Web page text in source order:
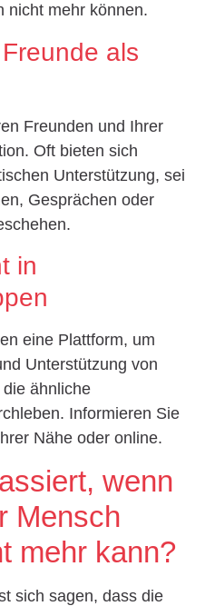
nicht mehr können.
als
Freunden und Ihrer
Oft bieten sich
Unterstützung, sei
Gesprächen oder
in
eine Plattform, um
Unterstützung von
ähnliche
Informieren Sie
Nähe oder online.
wenn
Mensch
mehr kann?
sich sagen, dass die